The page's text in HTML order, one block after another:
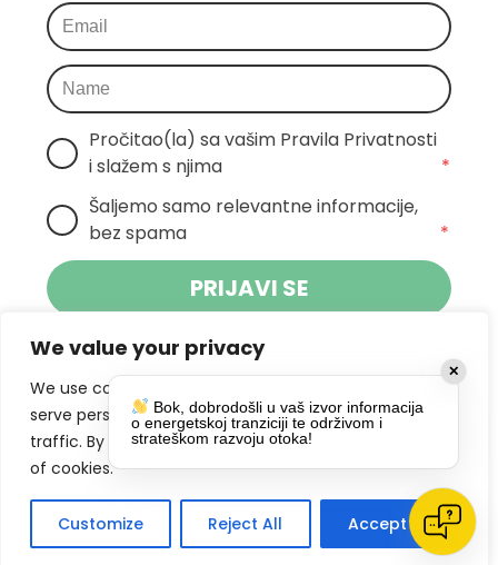
We value your privacy
We use cookies to enhance your browsing experience,
serve personalized ads or content, and analyze our
traffic. By clicking "Accept All", you consent to our use
of cookies.
Customize Reject All Accept All
Pročitao(la) sa vašim Pravila Privatnosti
i slažem s njima
*
Šaljemo samo relevantne informacije,
bez spama
*
PRIJAVI SE
Klikom na gumb dajete suglasnost za
primanje novosti Pokreta Otoka te se
slažete spolitikom privatnosti.
DRUŠTVENE MREŽE
✕
Bok, dobrodošli u vaš izvor informacija
o energetskoj tranziciji te održivom i
strateškom razvoju otoka!